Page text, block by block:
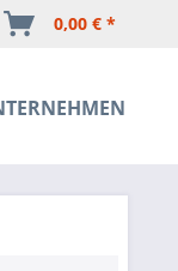
0,00 € *